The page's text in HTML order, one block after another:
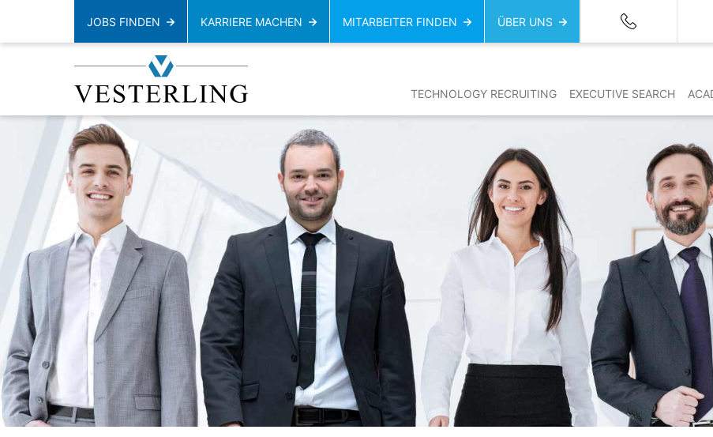
JOBS FINDEN KARRIERE MACHEN MITARBEITER FINDEN ÜBER UNS
TECHNOLOGY RECRUITING EXECUTIVE SEARCH